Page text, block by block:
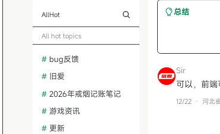
总结
Sir
可以，前
12/22 河北
AllHot
All hot topics
#bug反馈
#旧爱
#2026年戒烟记账笔记
#游戏资讯
#更新